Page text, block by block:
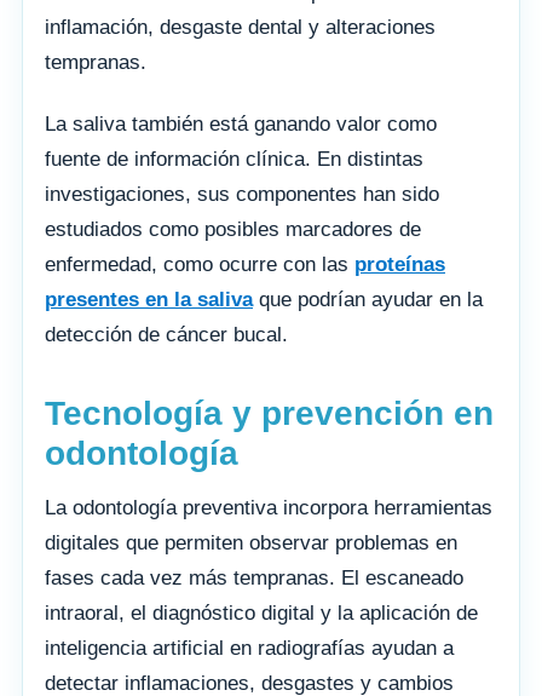
inflamación, desgaste dental y alteraciones
tempranas.
La saliva también está ganando valor como
fuente de información clínica. En distintas
investigaciones, sus componentes han sido
estudiados como posibles marcadores de
enfermedad, como ocurre con las proteínas
presentes en la salivaque podrían ayudar en la
detección de cáncer bucal.
Tecnología y prevención en
odontología
La odontología preventiva incorpora herramientas
digitales que permiten observar problemas en
fases cada vez más tempranas. El escaneado
intraoral, el diagnóstico digital y la aplicación de
inteligencia artificial en radiografías ayudan a
detectar inflamaciones, desgastes y cambios